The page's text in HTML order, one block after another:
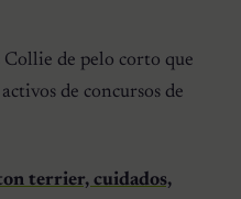
Collie de pelo corto que
de concursos de
terrier, cuidados,